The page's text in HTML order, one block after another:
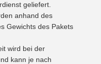
geliefert.
anhand des
Gewichts des Pakets
wird bei der
kann je nach